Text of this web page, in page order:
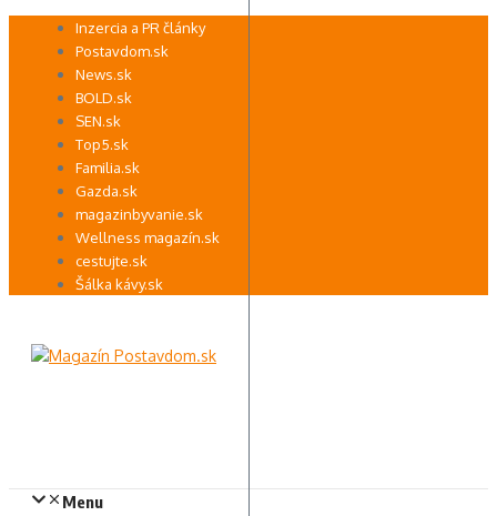
Preskočiť Inzercia a PR články
Postavdom.sk
News.sk
BOLD.sk
SEN.sk
Top5.sk
Familia.sk
Gazda.sk
magazinbyvanie.sk
Wellness magazín.sk
cestujte.sk
Šálka kávy.sk
Menu